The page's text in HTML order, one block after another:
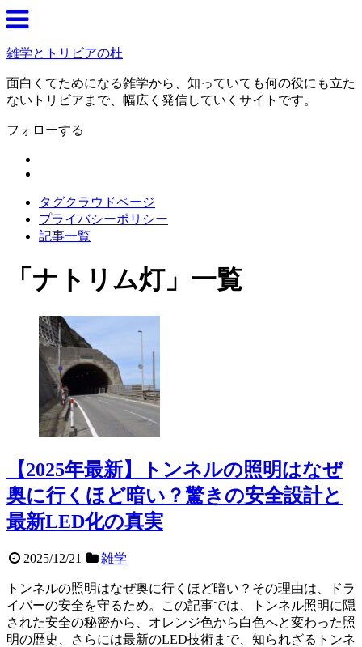
雑学とトリビアの杜
面白くてためになる雑学から、知っていても何の役にも立た
ないトリビアまで、幅広く発信していくサイトです。
フォローする
タグクラウドページ
プライバシーポリシー
記事一覧
「 ナトリム灯」 一覧
【2025年最新】トンネルの照明はなぜ
奥に行くほど暗い？驚きの安全設計と
最新LED化の真実
2025/12/21 雑学
トンネルの照明はなぜ奥に行くほど暗い？その理由は、ドラ
イバーの安全を守るため。この記事では、トンネル照明に隠
された安全の秘密から、オレンジ色から白色へと変わった照
明の歴史、さらには最新のLED技術まで、知られざるトンネ